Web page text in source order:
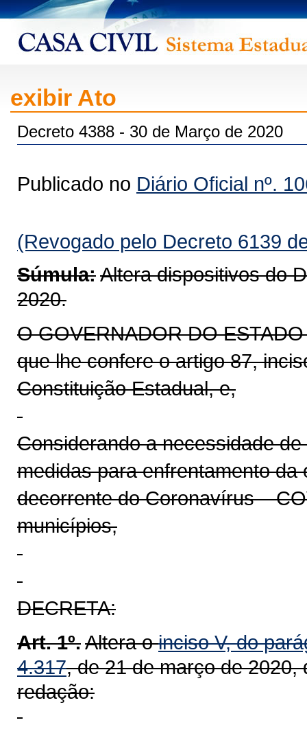
exibir Ato
Decreto 4388 - 30 de Março de 2020
Publicado no Diário Oficial nº.
(Revogado pelo Decreto 6139
Súmula:Altera dispositivos do
2020.
O GOVERNADOR DO
que lhe confere o artigo 87,
Constituição Estadual, e,
Considerando a necessidade
medidas para enfrentamento
decorrente do Coronavírus –
municípios,
DECRETA:
Art. 1º.Altera oinciso V, do
4.317, de 21 de março de
redação: